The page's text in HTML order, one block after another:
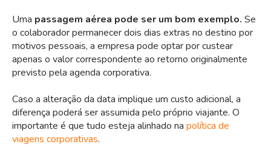
Uma passagem aérea pode ser um bom exemplo. Se
o colaborador permanecer dois dias extras no destino por
motivos pessoais, a empresa pode optar por custear
apenas o valor correspondente ao retorno originalmente
previsto pela agenda corporativa.
Caso a alteração da data implique um custo adicional, a
diferença poderá ser assumida pelo próprio viajante. O
importante é que tudo esteja alinhado na política de
viagens corporativas.